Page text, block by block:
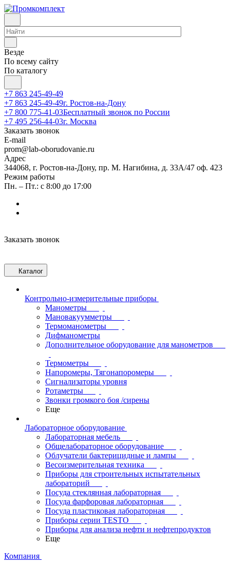
Везде
По всему сайту
По каталогу
+7 863 245-49-49
+7 863 245-49-49г. Ростов-на-Дону
+7 800 775-41-03Бесплатный звонок по России
+7 495 256-44-03г. Москва
Заказать звонок
E-mail
prom@lab-oborudovanie.ru
Адрес
344068, г. Ростов-на-Дону, пр. М. Нагибина, д. 33А/47 оф. 423
Режим работы
Пн. – Пт.: с 8:00 до 17:00
Заказать звонок
Каталог
Контрольно-измерительные приборы
Манометры
Мановакуумметры
Термоманометры
Дифманометры
Дополнительное оборудование для манометров
Термометры
Напоромеры, Тягонапоромеры
Сигнализаторы уровня
Ротаметры
Звонки громкого боя /сирены
Еще
Лабораторное оборудование
Лабораторная мебель
Общелабораторное оборудование
Облучатели бактерицидные и лампы
Весоизмерительная техника
Приборы для строительных испытательных
лабораторий
Посуда стеклянная лабораторная
Посуда фарфоровая лабораторная
Посуда пластиковая лабораторная
Приборы серии TESTO
Приборы для анализа нефти и нефтепродуктов
Еще
Компания